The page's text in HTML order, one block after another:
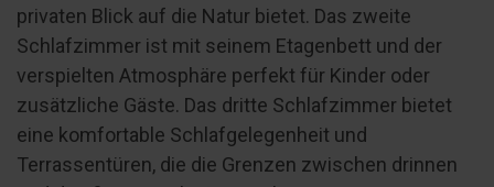
privaten Blick auf die Natur bietet. Das zweite
Schlafzimmer ist mit seinem Etagenbett und der
verspielten Atmosphäre perfekt für Kinder oder
zusätzliche Gäste. Das dritte Schlafzimmer bietet
eine komfortable Schlafgelegenheit und
Terrassentüren, die die Grenzen zwischen drinnen